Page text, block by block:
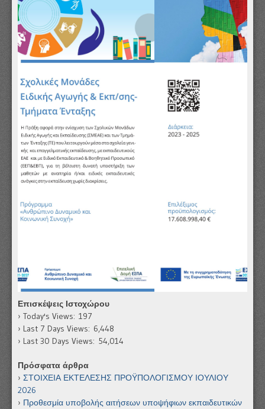
Επισκέψεις Ιστοχώρου
Today's Views: 197
Last 7 Days Views: 6,448
Last 30 Days Views: 54,014
Πρόσφατα άρθρα
ΣΤΟΙΧΕΙΑ ΕΚΤΕΛΕΣΗΣ ΠΡΟΫΠΟΛΟΓΙΣΜΟΥ ΙΟΥΛΙΟΥ
2026
Προθεσμία υποβολής αιτήσεων υποψήφιων εκπαιδευτικών